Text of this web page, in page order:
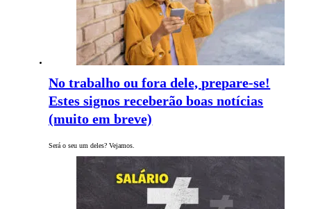
No trabalho ou fora dele, prepare-se!
Estes signos receberão boas notícias
(muito em breve)
Será o seu um deles? Vejamos.